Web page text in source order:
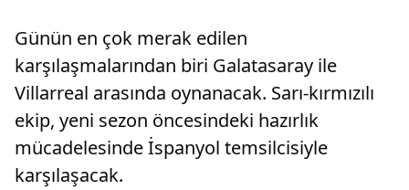
Günün en çok merak edilen
karşılaşmalarından biri Galatasaray ile
Villarreal arasında oynanacak. Sarı-kırmızılı
ekip, yeni sezon öncesindeki hazırlık
mücadelesinde İspanyol temsilcisiyle
karşılaşacak.